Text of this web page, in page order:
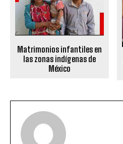
Matrimonios infantiles en
las zonas indígenas de
México